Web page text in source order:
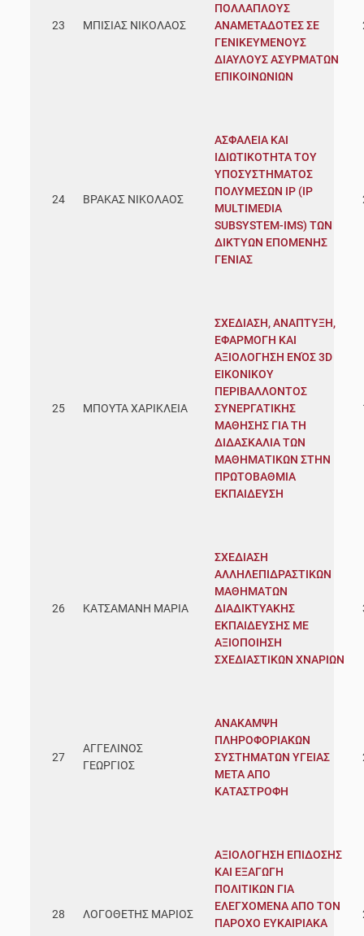
23 ΜΠΙΣΙΑΣ ΝΙΚΟΛΑΟΣ
ΠΟΛΛΑΠΛΟΥΣ
ΑΝΑΜΕΤΑΔΟΤΕΣ ΣΕ
ΓΕΝΙΚΕΥΜΕΝΟΥΣ
ΔΙΑΥΛΟΥΣ ΑΣΥΡΜΑΤΩΝ
ΕΠΙΚΟΙΝΩΝΙΩΝ
24 ΒΡΑΚΑΣ ΝΙΚΟΛΑΟΣ
ΑΣΦΑΛΕΙΑ ΚΑΙ
ΙΔΙΩΤΙΚΟΤΗΤΑ ΤΟΥ
ΥΠΟΣΥΣΤΗΜΑΤΟΣ
ΠΟΛΥΜΕΣΩΝ IP (IP
MULTIMEDIA
SUBSYSTEM-IMS) ΤΩΝ
ΔΙΚΤΥΩΝ ΕΠΟΜΕΝΗΣ
ΓΕΝΙΑΣ
25 ΜΠΟΥΤΑ ΧΑΡΙΚΛΕΙΑ
ΣΧΕΔΙΑΣΗ, ΑΝΑΠΤΥΞΗ,
ΕΦΑΡΜΟΓΗ ΚΑΙ
ΑΞΙΟΛΟΓΗΣΗ ΕΝΌΣ 3D
ΕΙΚΟΝΙΚΟΥ
ΠΕΡΙΒΑΛΛΟΝΤΟΣ
ΣΥΝΕΡΓΑΤΙΚΗΣ
ΜΑΘΗΣΗΣ ΓΙΑ ΤΗ
ΔΙΔΑΣΚΑΛΙΑ ΤΩΝ
ΜΑΘΗΜΑΤΙΚΩΝ ΣΤΗΝ
ΠΡΩΤΟΒΑΘΜΙΑ
ΕΚΠΑΙΔΕΥΣΗ
26 ΚΑΤΣΑΜΑΝΗ ΜΑΡΙΑ
ΣΧΕΔΙΑΣΗ
ΑΛΛΗΛΕΠΙΔΡΑΣΤΙΚΩΝ
ΜΑΘΗΜΑΤΩΝ
ΔΙΑΔΙΚΤΥΑΚΗΣ
ΕΚΠΑΙΔΕΥΣΗΣ ΜΕ
ΑΞΙΟΠΟΙΗΣΗ
ΣΧΕΔΙΑΣΤΙΚΩΝ ΧΝΑΡΙΩΝ
27
ΑΓΓΕΛΙΝΟΣ
ΓΕΩΡΓΙΟΣ
ΑΝΑΚΑΜΨΗ
ΠΛΗΡΟΦΟΡΙΑΚΩΝ
ΣΥΣΤΗΜΑΤΩΝ ΥΓΕΙΑΣ
ΜΕΤΑ ΑΠΟ
ΚΑΤΑΣΤΡΟΦΗ
28 ΛΟΓΟΘΕΤΗΣ ΜΑΡΙΟΣ
ΑΞΙΟΛΟΓΗΣΗ ΕΠΙΔΟΣΗΣ
ΚΑΙ ΕΞΑΓΩΓΗ
ΠΟΛΙΤΙΚΩΝ ΓΙΑ
ΕΛΕΓΧΟΜΕΝΑ ΑΠΟ ΤΟΝ
ΠΑΡΟΧΟ ΕΥΚΑΙΡΙΑΚΑ